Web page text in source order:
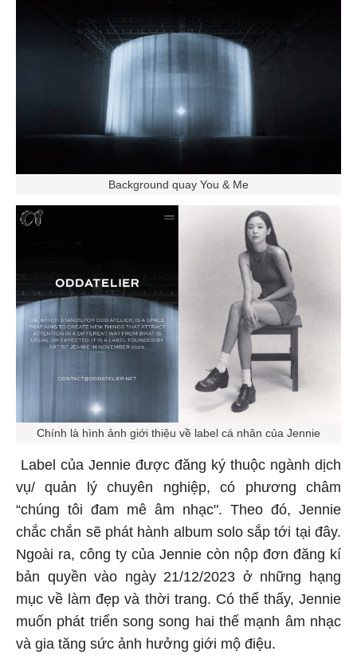
Background quay You & Me
Chính là hình ảnh giới thiệu về label cá nhân của Jennie
Label của Jennie được đăng ký thuộc ngành dịch
vụ/ quản lý chuyên nghiệp, có phương châm
“chúng tôi đam mê âm nhạc". Theo đó, Jennie
chắc chắn sẽ phát hành album solo sắp tới tại đây.
Ngoài ra, công ty của Jennie còn nộp đơn đăng kí
bản quyền vào ngày 21/12/2023 ở những hạng
mục về làm đẹp và thời trang. Có thể thấy, Jennie
muốn phát triển song song hai thế mạnh âm nhạc
và gia tăng sức ảnh hưởng giới mộ điệu.